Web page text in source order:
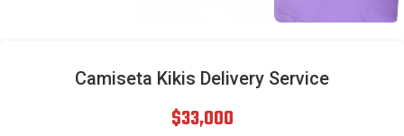
Camiseta Kikis Delivery Service
$33,000